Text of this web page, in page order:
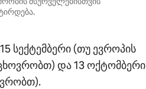
სექტემბერი (თუ ევროპის
და 13 ოქტომბერი